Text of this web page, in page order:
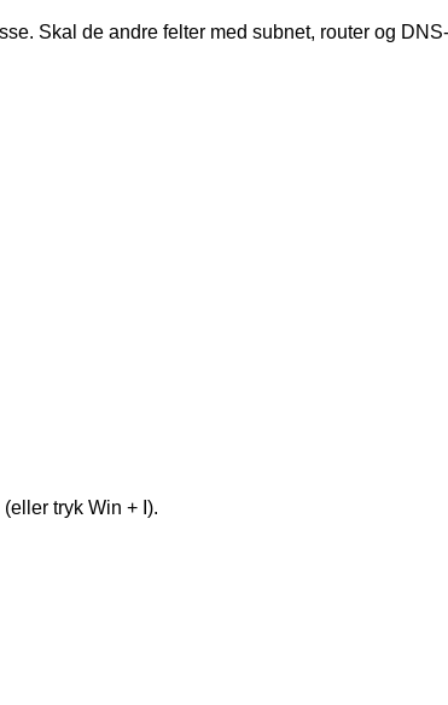
Skal de andre felter med subnet, router og
tryk Win + I).